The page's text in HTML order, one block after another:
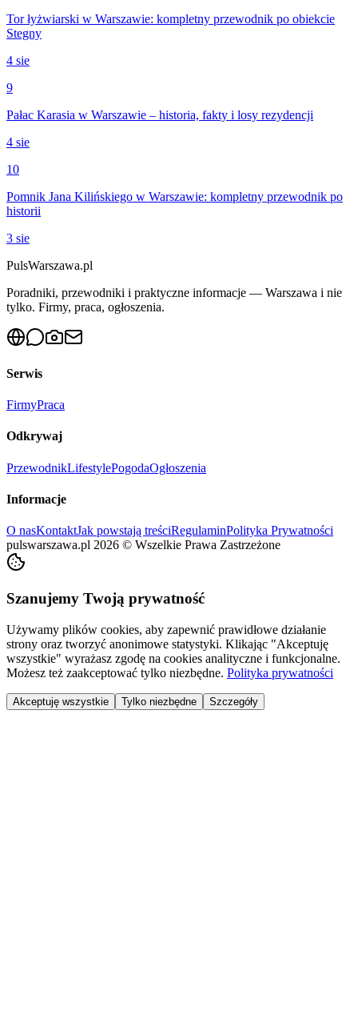
Tor łyżwiarski w Warszawie: kompletny przewodnik po obiekcie
Stegny
4 sie
9
Pałac Karasia w Warszawie – historia, fakty i losy rezydencji
4 sie
10
Pomnik Jana Kilińskiego w Warszawie: kompletny przewodnik po
historii
3 sie
PulsWarszawa.pl
Poradniki, przewodniki i praktyczne informacje — Warszawa i nie
tylko. Firmy, praca, ogłoszenia.
Serwis
FirmyPraca
Odkrywaj
PrzewodnikLifestylePogodaOgłoszenia
Informacje
O nasKontaktJak powstają treściRegulaminPolityka Prywatności
pulswarszawa.pl 2026 © Wszelkie Prawa Zastrzeżone
Szanujemy Twoją prywatność
Używamy plików cookies, aby zapewnić prawidłowe działanie
strony oraz tworzyć anonimowe statystyki. Klikając "Akceptuję
wszystkie" wyrażasz zgodę na cookies analityczne i funkcjonalne.
Możesz też zaakceptować tylko niezbędne. Polityka prywatności
Akceptuję wszystkie Tylko niezbędne Szczegóły